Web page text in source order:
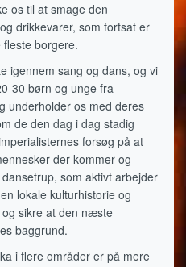
os til at smage den
drikkevarer, som fortsat er
borgere.
igennem sang og dans, og vi
30 børn og unge fra
underholder os med deres
de den dag i dag stadig
forsøg på at
der kommer og
som aktivt arbejder
lokale kulturhistorie og
sikre at den næste
baggrund.
i flere områder er på mere